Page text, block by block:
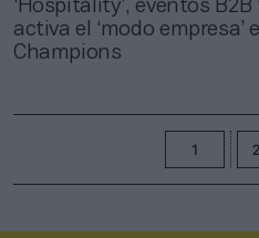
‘Hospitality’, eventos
activa el ‘modo empresa’
Champions
2